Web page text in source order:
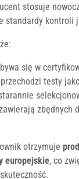
stosuje
standardy kontroli
się w
testy
zbędnych
otrzymuje
europejskie, co